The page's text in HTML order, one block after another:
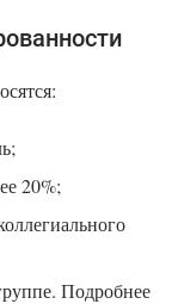
20%;
Подробнее